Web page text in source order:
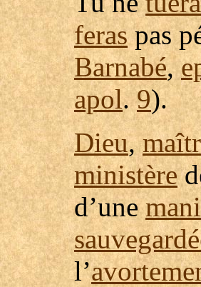
feraspas
Barnabé,
apol.9).
Dieu,
ministère
d’une
l’